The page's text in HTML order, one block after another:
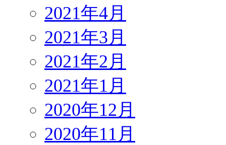
2021年4月
2021年3月
2021年2月
2021年1月
2020年12月
2020年11月